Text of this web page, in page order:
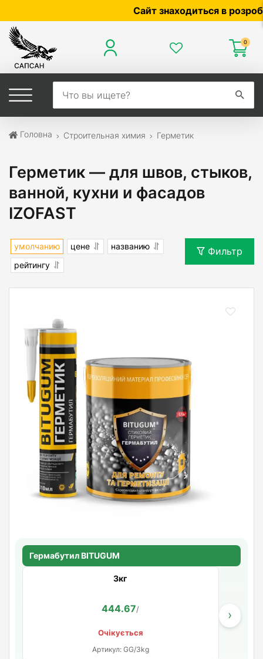
Сайт знаходиться в розробці —
0
Головна Строительная химия Герметик
Герметик — для швов, стыков,
ванной, кухни и фасадов
IZOFAST
умолчанию цене
названию
рейтингу
Фильтр
Гермабутил BITUGUM
3кг
444.67/
Очікується
Артикул: GG/3kg
›